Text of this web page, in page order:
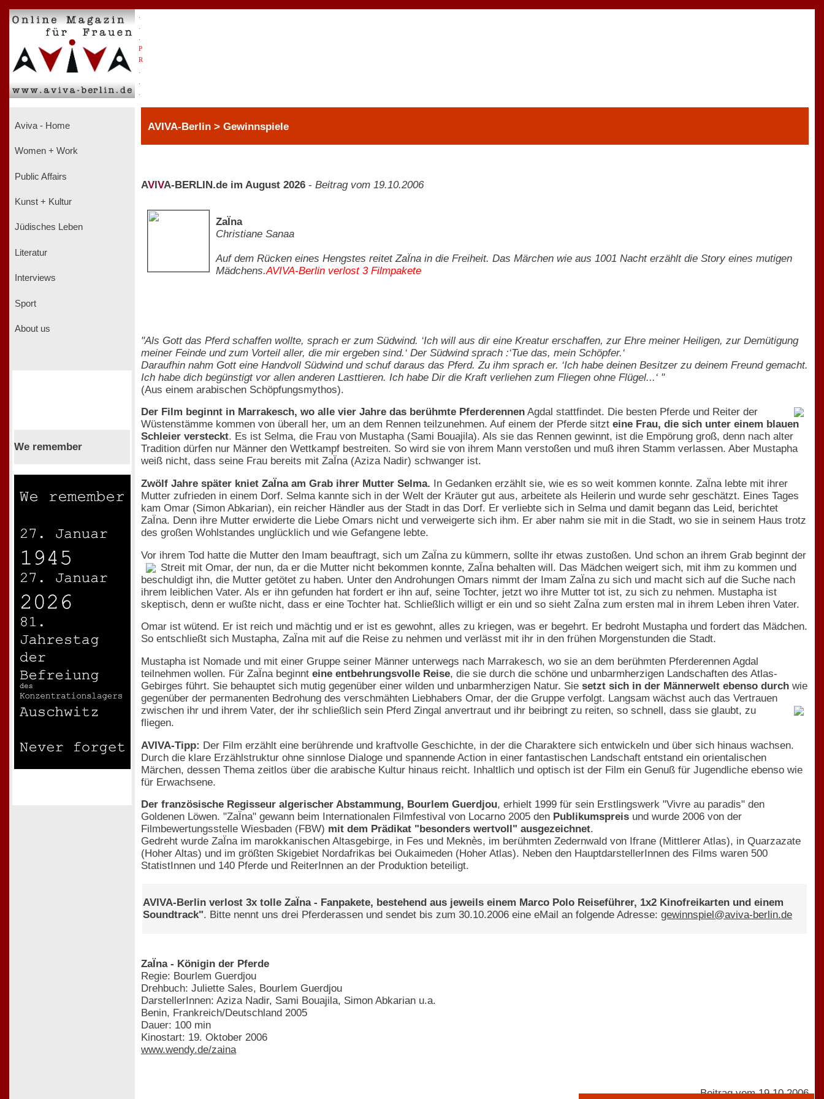
P
R
Aviva - Home
Women + Work
Public Affairs
Kunst + Kultur
Jüdisches Leben
Literatur
Interviews
Sport
About us
We remember
AVIVA-Berlin > Gewinnspiele
AV VA-BERLIN.de im August 2026 - Beitrag vom 19.10.2006
ZaÏna
Christiane Sanaa
Auf dem Rücken eines Hengstes reitet ZaÏna in die Freiheit. Das Märchen wie aus 1001 Nacht erzählt die Story eines mutigen
Mädchens.AVIVA-Berlin verlost 3 Filmpakete
"Als Gott das Pferd schaffen wollte, sprach er zum Südwind. ‘Ich will aus dir eine Kreatur erschaffen, zur Ehre meiner Heiligen, zur Demütigung
meiner Feinde und zum Vorteil aller, die mir ergeben sind.‘ Der Südwind sprach :‘Tue das, mein Schöpfer.‘
Daraufhin nahm Gott eine Handvoll Südwind und schuf daraus das Pferd. Zu ihm sprach er. ‘Ich habe deinen Besitzer zu deinem Freund gemacht.
Ich habe dich begünstigt vor allen anderen Lasttieren. Ich habe Dir die Kraft verliehen zum Fliegen ohne Flügel...‘ "
(Aus einem arabischen Schöpfungsmythos).
Der Film beginnt in Marrakesch, wo alle vier Jahre das berühmte Pferderennen Agdal stattfindet. Die besten Pferde und Reiter der
Wüstenstämme kommen von überall her, um an dem Rennen teilzunehmen. Auf einem der Pferde sitzt eine Frau, die sich unter einem blauen
Schleier versteckt. Es ist Selma, die Frau von Mustapha (Sami Bouajila). Als sie das Rennen gewinnt, ist die Empörung groß, denn nach alter
Tradition dürfen nur Männer den Wettkampf bestreiten. So wird sie von ihrem Mann verstoßen und muß ihren Stamm verlassen. Aber Mustapha
weiß nicht, dass seine Frau bereits mit ZaÏna (Aziza Nadir) schwanger ist.
Zwölf Jahre später kniet ZaÏna am Grab ihrer Mutter Selma. In Gedanken erzählt sie, wie es so weit kommen konnte. ZaÏna lebte mit ihrer
Mutter zufrieden in einem Dorf. Selma kannte sich in der Welt der Kräuter gut aus, arbeitete als Heilerin und wurde sehr geschätzt. Eines Tages
kam Omar (Simon Abkarian), ein reicher Händler aus der Stadt in das Dorf. Er verliebte sich in Selma und damit begann das Leid, berichtet
ZaÏna. Denn ihre Mutter erwiderte die Liebe Omars nicht und verweigerte sich ihm. Er aber nahm sie mit in die Stadt, wo sie in seinem Haus trotz
des großen Wohlstandes unglücklich und wie Gefangene lebte.
Vor ihrem Tod hatte die Mutter den Imam beauftragt, sich um ZaÏna zu kümmern, sollte ihr etwas zustoßen. Und schon an ihrem Grab beginnt der
Streit mit Omar, der nun, da er die Mutter nicht bekommen konnte, ZaÏna behalten will. Das Mädchen weigert sich, mit ihm zu kommen und
beschuldigt ihn, die Mutter getötet zu haben. Unter den Androhungen Omars nimmt der Imam ZaÏna zu sich und macht sich auf die Suche nach
ihrem leiblichen Vater. Als er ihn gefunden hat fordert er ihn auf, seine Tochter, jetzt wo ihre Mutter tot ist, zu sich zu nehmen. Mustapha ist
skeptisch, denn er wußte nicht, dass er eine Tochter hat. Schließlich willigt er ein und so sieht ZaÏna zum ersten mal in ihrem Leben ihren Vater.
Omar ist wütend. Er ist reich und mächtig und er ist es gewohnt, alles zu kriegen, was er begehrt. Er bedroht Mustapha und fordert das Mädchen.
So entschließt sich Mustapha, ZaÏna mit auf die Reise zu nehmen und verlässt mit ihr in den frühen Morgenstunden die Stadt.
Mustapha ist Nomade und mit einer Gruppe seiner Männer unterwegs nach Marrakesch, wo sie an dem berühmten Pferderennen Agdal
teilnehmen wollen. Für ZaÏna beginnt eine entbehrungsvolle Reise, die sie durch die schöne und unbarmherzigen Landschaften des Atlas-
Gebirges führt. Sie behauptet sich mutig gegenüber einer wilden und unbarmherzigen Natur. Sie setzt sich in der Männerwelt ebenso durch wie
gegenüber der permanenten Bedrohung des verschmähten Liebhabers Omar, der die Gruppe verfolgt. Langsam wächst auch das Vertrauen
zwischen ihr und ihrem Vater, der ihr schließlich sein Pferd Zingal anvertraut und ihr beibringt zu reiten, so schnell, dass sie glaubt, zu
fliegen.
AVIVA-Tipp: Der Film erzählt eine berührende und kraftvolle Geschichte, in der die Charaktere sich entwickeln und über sich hinaus wachsen.
Durch die klare Erzählstruktur ohne sinnlose Dialoge und spannende Action in einer fantastischen Landschaft entstand ein orientalischen
Märchen, dessen Thema zeitlos über die arabische Kultur hinaus reicht. Inhaltlich und optisch ist der Film ein Genuß für Jugendliche ebenso wie
für Erwachsene.
Der französische Regisseur algerischer Abstammung, Bourlem Guerdjou, erhielt 1999 für sein Erstlingswerk "Vivre au paradis" den
Goldenen Löwen. "ZaÏna" gewann beim Internationalen Filmfestival von Locarno 2005 den Publikumspreis und wurde 2006 von der
Filmbewertungsstelle Wiesbaden (FBW) mit dem Prädikat "besonders wertvoll" ausgezeichnet.
Gedreht wurde ZaÏna im marokkanischen Altasgebirge, in Fes und Meknès, im berühmten Zedernwald von Ifrane (Mittlerer Atlas), in Quarzazate
(Hoher Altas) und im größten Skigebiet Nordafrikas bei Oukaimeden (Hoher Atlas). Neben den HauptdarstellerInnen des Films waren 500
StatistInnen und 140 Pferde und ReiterInnen an der Produktion beteiligt.
AVIVA-Berlin verlost 3x tolle ZaÏna - Fanpakete, bestehend aus jeweils einem Marco Polo Reiseführer, 1x2 Kinofreikarten und einem
Soundtrack". Bitte nennt uns drei Pferderassen und sendet bis zum 30.10.2006 eine eMail an folgende Adresse: gewinnspiel@aviva-berlin.de
ZaÏna - Königin der Pferde
Regie: Bourlem Guerdjou
Drehbuch: Juliette Sales, Bourlem Guerdjou
DarstellerInnen: Aziza Nadir, Sami Bouajila, Simon Abkarian u.a.
Benin, Frankreich/Deutschland 2005
Dauer: 100 min
Kinostart: 19. Oktober 2006
www.wendy.de/zaina
Beitrag vom 19.10.2006